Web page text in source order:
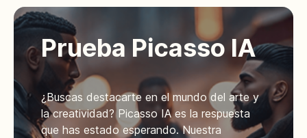
Prueba Picasso IA
¿Buscas destacarte en el mundo del arte y
la creatividad? Picasso IA es la respuesta
que has estado esperando. Nuestra